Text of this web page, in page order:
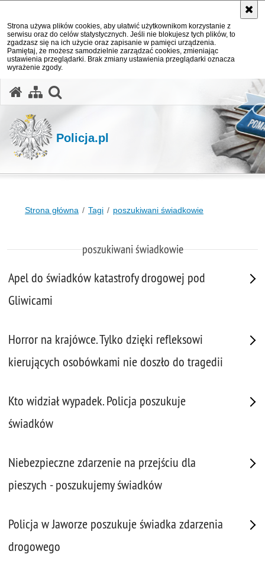
Strona używa plików cookies, aby ułatwić użytkownikom korzystanie z
serwisu oraz do celów statystycznych. Jeśli nie blokujesz tych plików, to
zgadzasz się na ich użycie oraz zapisanie w pamięci urządzenia.
Pamiętaj, że możesz samodzielnie zarządzać cookies, zmieniając
ustawienia przeglądarki. Brak zmiany ustawienia przeglądarki oznacza
wyrażenie zgody.
Policja.pl
Strona główna Tagi poszukiwani świadkowie
poszukiwani świadkowie
Apel do świadków katastrofy drogowej pod
Gliwicami
Horror na krajówce. Tylko dzięki refleksowi
kierujących osobówkami nie doszło do tragedii
Kto widział wypadek. Policja poszukuje
świadków
Niebezpieczne zdarzenie na przejściu dla
pieszych - poszukujemy świadków
Policja w Jaworze poszukuje świadka zdarzenia
drogowego